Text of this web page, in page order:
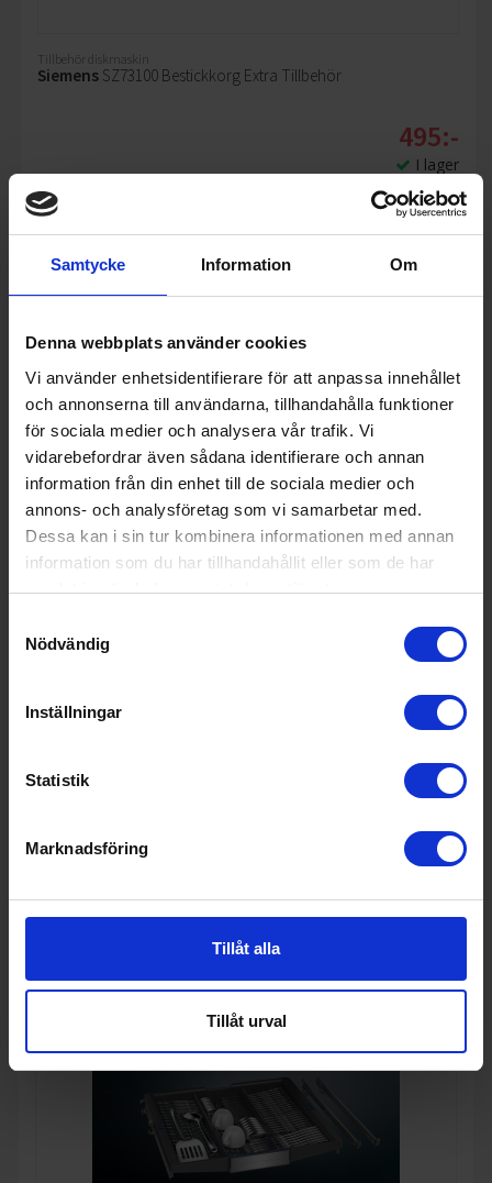
Samtycke Information Om
Denna webbplats använder cookies
Vi använder enhetsidentifierare för att anpassa innehållet
och annonserna till användarna, tillhandahålla funktioner
för sociala medier och analysera vår trafik. Vi
vidarebefordrar även sådana identifierare och annan
information från din enhet till de sociala medier och
annons- och analysföretag som vi samarbetar med.
Dessa kan i sin tur kombinera informationen med annan
information som du har tillhandahållit eller som de har
samlat in när du har använt deras tjänster.
Nödvändig
Inställningar
Statistik
Marknadsföring
Tillåt alla
Tillåt urval
Tillbehör diskmaskin
Siemens SZ73100 Bestickkorg Extra Tillbehör
495:-
I lager
KÖP
SiemensAquaStop förlängning inloppsslang - SZ72010
495:-
KÖP